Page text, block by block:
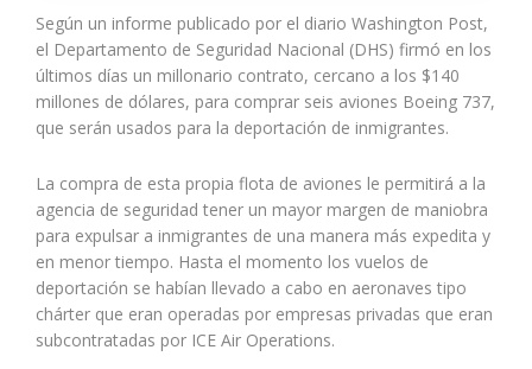
Según un informe publicado por el diario Washington Post,
el Departamento de Seguridad Nacional (DHS) firmó en los
últimos días un millonario contrato, cercano a los $140
millones de dólares, para comprar seis aviones Boeing 737,
que serán usados para la deportación de inmigrantes.
La compra de esta propia flota de aviones le permitirá a la
agencia de seguridad tener un mayor margen de maniobra
para expulsar a inmigrantes de una manera más expedita y
en menor tiempo. Hasta el momento los vuelos de
deportación se habían llevado a cabo en aeronaves tipo
chárter que eran operadas por empresas privadas que eran
subcontratadas por ICE Air Operations.